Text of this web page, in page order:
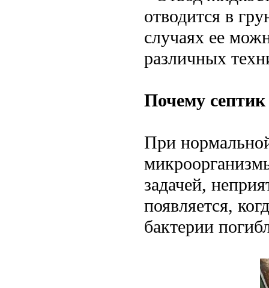
отводится в
случаях ее
различных
Почему септик
При
задачей,
появляется,
бактерии